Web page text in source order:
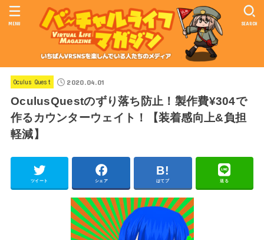
SEARCH
MENU
Oculus Quest 2020.04.01
OculusQuestのずり落ち防止！製作費¥304で
作るカウンターウェイト！【装着感向上&負担
軽減】
ツイート シェア はてブ 送る